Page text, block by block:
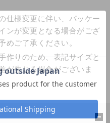
仕様変更に伴い、パッケー
ンが変更となる場合がござ
めご了承ください。
作りのため、表記サイズと
が生じる場合がございま